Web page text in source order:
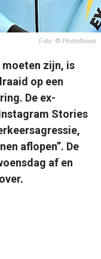
Foto: © PhotoNews
zijn, is
op een
De ex-
Stories
aflopen”. De
af en